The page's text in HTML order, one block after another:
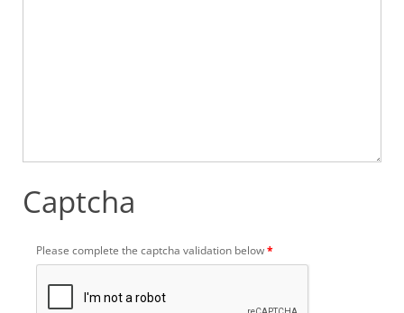
Captcha
Please complete the captcha validation below